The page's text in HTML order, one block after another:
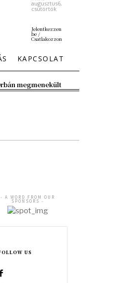
augusztus6,
csütörtök
Jelentkezzen
be /
Csatlakozzon
KAPCSOLAT
megmenekült
- A WORD FROM OUR
SPONSORS -
US